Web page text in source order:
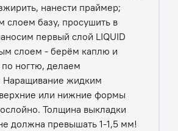
нанести праймер;
слоем базу, просушить в
первый слой LIQUID
слоем - берём каплю и
ногтю, делаем
Наращивание жидким
или нижние формы
Толщина выкладки
должна превышать 1-1,5 мм!